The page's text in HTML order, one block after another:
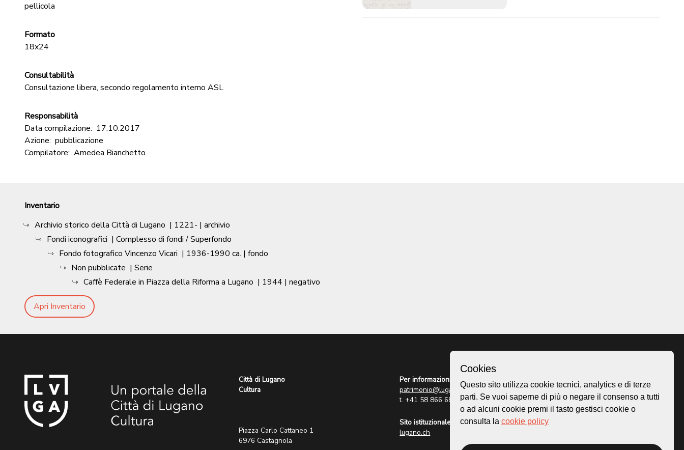
pellicola
Formato
18x24
Consultabilità
Consultazione libera, secondo regolamento interno ASL
Responsabilità
Data compilazione: 17.10.2017
Azione: pubblicazione
Compilatore: Amedea Bianchetto
Inventario
Archivio storico della Città di Lugano | 1221- | archivio
Fondi iconografici | Complesso di fondi / Superfondo
Fondo fotografico Vincenzo Vicari | 1936-1990 ca. | fondo
Non pubblicate | Serie
Caffè Federale in Piazza della Riforma a Lugano | 1944 | negativo
Apri Inventario
Città di Lugano
Cultura
Piazza Carlo Cattaneo 1
6976 Castagnola
Per informazioni:
patrimonio@lugano.ch
t. +41 58 866 68 50
Sito istituzionale:
lugano.ch
Homepage
Mappa
Storie
Cookies
Questo sito utilizza cookie tecnici, analytics e di terze
parti. Se vuoi saperne di più o negare il consenso a tutti
o ad alcuni cookie premi il tasto gestisci cookie o
consulta la cookie policy